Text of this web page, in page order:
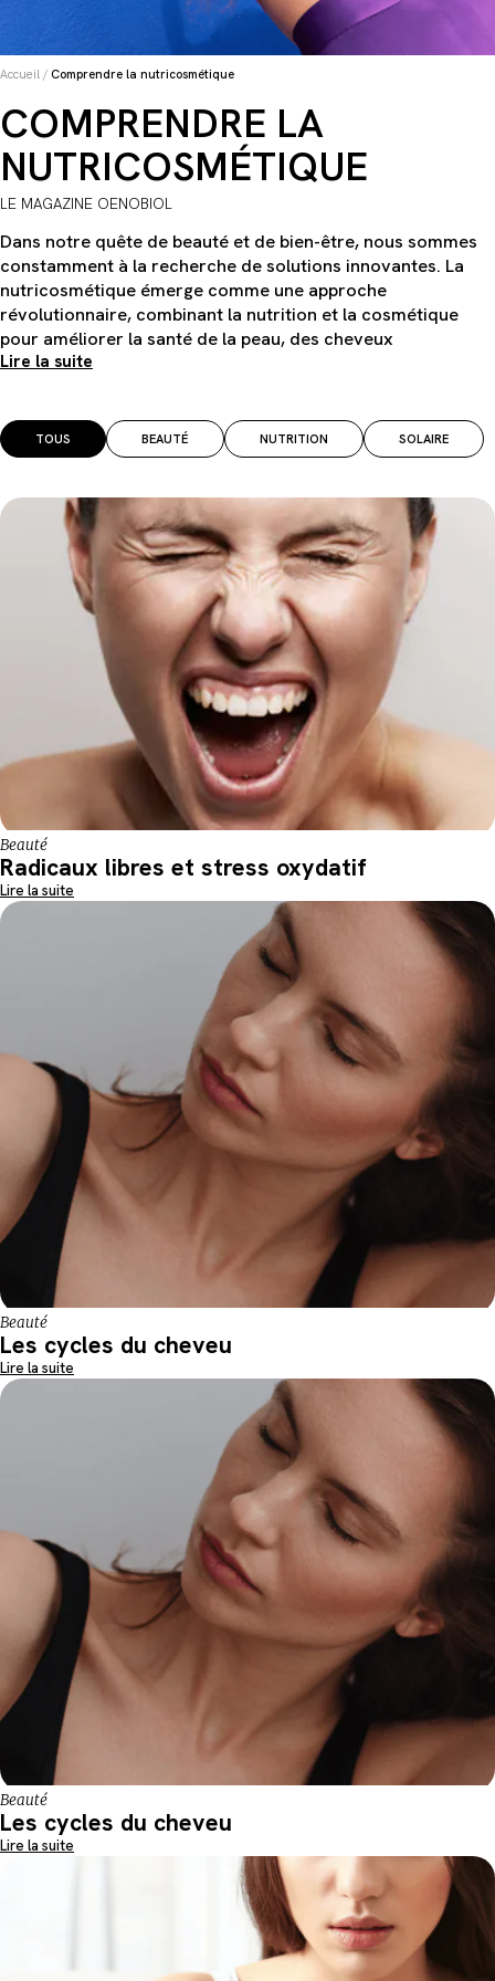
Accueil / Comprendre la nutricosmétique
COMPRENDRE LA
NUTRICOSMÉTIQUE
LE MAGAZINE OENOBIOL
Dans notre quête de beauté et de bien-être, nous sommes
constamment à la recherche de solutions innovantes. La
nutricosmétique émerge comme une approche
révolutionnaire, combinant la nutrition et la cosmétique
pour améliorer la santé de la peau, des cheveux
Lire la suite
TOUS BEAUTÉ NUTRITION SOLAIRE
Beauté
Radicaux libres et stress oxydatif
Lire la suite
Beauté
Les cycles du cheveu
Lire la suite
Beauté
Les cycles du cheveu
Lire la suite